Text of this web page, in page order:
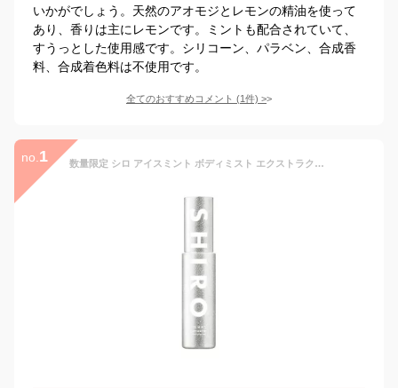
いかがでしょう。天然のアオモジとレモンの精油を使って
あり、香りは主にレモンです。ミントも配合されていて、
すうっとした使用感です。シリコーン、パラベン、合成香
料、合成着色料は不使用です。
全てのおすすめコメント (1件) >
no. 1 数量限定 シロ アイスミント ボディミスト エクストラクール 夏季限定 2025年 さらさら メイクキープ 全身用 レディース ボディ用化粧液 COOLミント50ml 爽快感 クールダウン フレグランス ボディケア ハンドケア 必需品 シロボディミスト SHIRO